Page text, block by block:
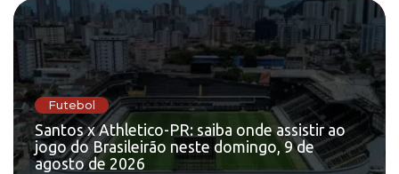
Futebol
Santos x Athletico-PR: saiba onde assistir ao
jogo do Brasileirão neste domingo, 9 de
agosto de 2026